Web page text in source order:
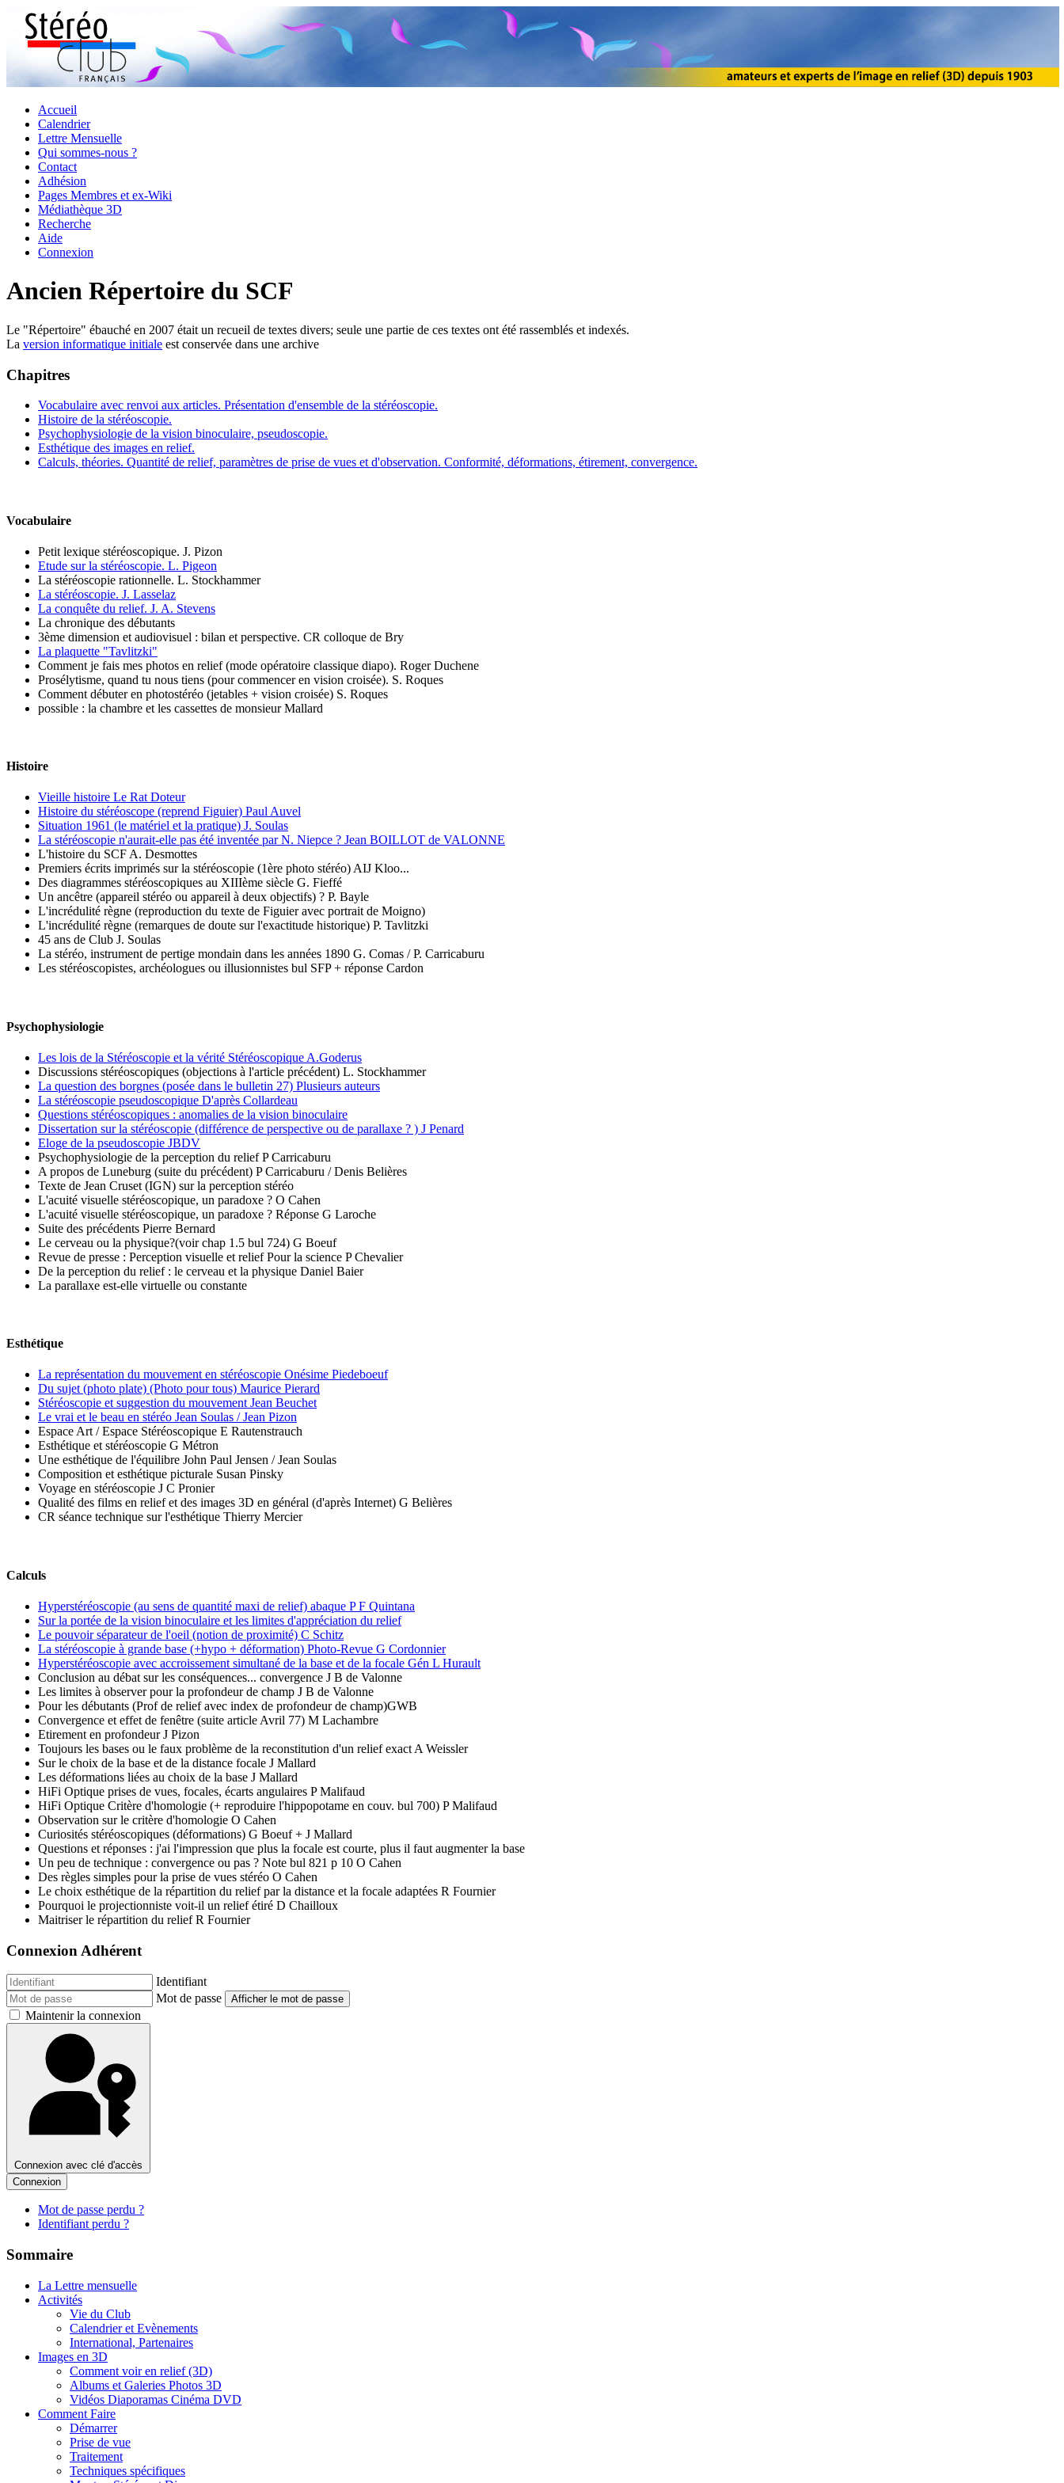
Accueil
Calendrier
Lettre Mensuelle
Qui sommes-nous ?
Contact
Adhésion
Pages Membres et ex-Wiki
Médiathèque 3D
Recherche
Aide
Connexion
Ancien Répertoire du SCF
Le "Répertoire" ébauché en 2007 était un recueil de textes divers; seule une partie de ces textes ont été rassemblés et indexés.
La version informatique initiale est conservée dans une archive
Chapitres
Vocabulaire avec renvoi aux articles. Présentation d'ensemble de la stéréoscopie.
Histoire de la stéréoscopie.
Psychophysiologie de la vision binoculaire, pseudoscopie.
Esthétique des images en relief.
Calculs, théories. Quantité de relief, paramètres de prise de vues et d'observation. Conformité, déformations, étirement, convergence.
Vocabulaire
Petit lexique stéréoscopique. J. Pizon
Etude sur la stéréoscopie. L. Pigeon
La stéréoscopie rationnelle. L. Stockhammer
La stéréoscopie. J. Lasselaz
La conquête du relief. J. A. Stevens
La chronique des débutants
3ème dimension et audiovisuel : bilan et perspective. CR colloque de Bry
La plaquette "Tavlitzki"
Comment je fais mes photos en relief (mode opératoire classique diapo). Roger Duchene
Prosélytisme, quand tu nous tiens (pour commencer en vision croisée). S. Roques
Comment débuter en photostéréo (jetables + vision croisée) S. Roques
possible : la chambre et les cassettes de monsieur Mallard
Histoire
Vieille histoire Le Rat Doteur
Histoire du stéréoscope (reprend Figuier) Paul Auvel
Situation 1961 (le matériel et la pratique) J. Soulas
La stéréoscopie n'aurait-elle pas été inventée par N. Niepce ? Jean BOILLOT de VALONNE
L'histoire du SCF A. Desmottes
Premiers écrits imprimés sur la stéréoscopie (1ère photo stéréo) AIJ Kloo...
Des diagrammes stéréoscopiques au XIIIème siècle G. Fieffé
Un ancêtre (appareil stéréo ou appareil à deux objectifs) ? P. Bayle
L'incrédulité règne (reproduction du texte de Figuier avec portrait de Moigno)
L'incrédulité règne (remarques de doute sur l'exactitude historique) P. Tavlitzki
45 ans de Club J. Soulas
La stéréo, instrument de pertige mondain dans les années 1890 G. Comas / P. Carricaburu
Les stéréoscopistes, archéologues ou illusionnistes bul SFP + réponse Cardon
Psychophysiologie
Les lois de la Stéréoscopie et la vérité Stéréoscopique A.Goderus
Discussions stéréoscopiques (objections à l'article précédent) L. Stockhammer
La question des borgnes (posée dans le bulletin 27) Plusieurs auteurs
La stéréoscopie pseudoscopique D'après Collardeau
Questions stéréoscopiques : anomalies de la vision binoculaire
Dissertation sur la stéréoscopie (différence de perspective ou de parallaxe ? ) J Penard
Eloge de la pseudoscopie JBDV
Psychophysiologie de la perception du relief P Carricaburu
A propos de Luneburg (suite du précédent) P Carricaburu / Denis Belières
Texte de Jean Cruset (IGN) sur la perception stéréo
L'acuité visuelle stéréoscopique, un paradoxe ? O Cahen
L'acuité visuelle stéréoscopique, un paradoxe ? Réponse G Laroche
Suite des précédents Pierre Bernard
Le cerveau ou la physique?(voir chap 1.5 bul 724) G Boeuf
Revue de presse : Perception visuelle et relief Pour la science P Chevalier
De la perception du relief : le cerveau et la physique Daniel Baier
La parallaxe est-elle virtuelle ou constante
Esthétique
La représentation du mouvement en stéréoscopie Onésime Piedeboeuf
Du sujet (photo plate) (Photo pour tous) Maurice Pierard
Stéréoscopie et suggestion du mouvement Jean Beuchet
Le vrai et le beau en stéréo Jean Soulas / Jean Pizon
Espace Art / Espace Stéréoscopique E Rautenstrauch
Esthétique et stéréoscopie G Métron
Une esthétique de l'équilibre John Paul Jensen / Jean Soulas
Composition et esthétique picturale Susan Pinsky
Voyage en stéréoscopie J C Pronier
Qualité des films en relief et des images 3D en général (d'après Internet) G Belières
CR séance technique sur l'esthétique Thierry Mercier
Calculs
Hyperstéréoscopie (au sens de quantité maxi de relief) abaque P F Quintana
Sur la portée de la vision binoculaire et les limites d'appréciation du relief
Le pouvoir séparateur de l'oeil (notion de proximité) C Schitz
La stéréoscopie à grande base (+hypo + déformation) Photo-Revue G Cordonnier
Hyperstéréoscopie avec accroissement simultané de la base et de la focale Gén L Hurault
Conclusion au débat sur les conséquences... convergence J B de Valonne
Les limites à observer pour la profondeur de champ J B de Valonne
Pour les débutants (Prof de relief avec index de profondeur de champ)GWB
Convergence et effet de fenêtre (suite article Avril 77) M Lachambre
Etirement en profondeur J Pizon
Toujours les bases ou le faux problème de la reconstitution d'un relief exact A Weissler
Sur le choix de la base et de la distance focale J Mallard
Les déformations liées au choix de la base J Mallard
HiFi Optique prises de vues, focales, écarts angulaires P Malifaud
HiFi Optique Critère d'homologie (+ reproduire l'hippopotame en couv. bul 700) P Malifaud
Observation sur le critère d'homologie O Cahen
Curiosités stéréoscopiques (déformations) G Boeuf + J Mallard
Questions et réponses : j'ai l'impression que plus la focale est courte, plus il faut augmenter la base
Un peu de technique : convergence ou pas ? Note bul 821 p 10 O Cahen
Des règles simples pour la prise de vues stéréo O Cahen
Le choix esthétique de la répartition du relief par la distance et la focale adaptées R Fournier
Pourquoi le projectionniste voit-il un relief étiré D Chailloux
Maitriser le répartition du relief R Fournier
Connexion Adhérent
Identifiant
Mot de passe
Afficher le mot de passe
Maintenir la connexion
Connexion avec clé d'accès
Connexion
Mot de passe perdu ?
Identifiant perdu ?
Sommaire
La Lettre mensuelle
Activités
Vie du Club
Calendrier et Evènements
International, Partenaires
Images en 3D
Comment voir en relief (3D)
Albums et Galeries Photos 3D
Vidéos Diaporamas Cinéma DVD
Comment Faire
Démarrer
Prise de vue
Traitement
Techniques spécifiques